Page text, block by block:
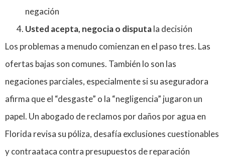
negación
Usted acepta, negocia o disputala decisión
Los problemas a menudo comienzan en el paso tres. Las
ofertas bajas son comunes. También lo son las
negaciones parciales, especialmente si su aseguradora
afirma que el “desgaste” o la “negligencia” jugaron un
papel. Un abogado de reclamos por daños por agua en
Florida revisa su póliza, desafía exclusiones cuestionables
y contraataca contra presupuestos de reparación